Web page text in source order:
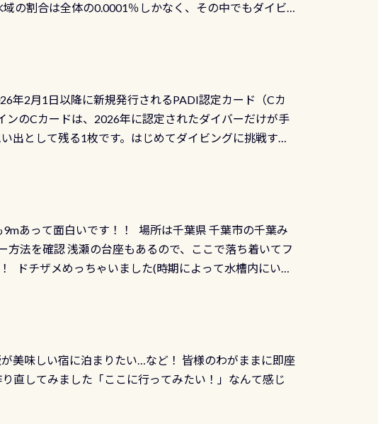
事がない方はこれを機会に是非やってください！！ ●
のキャンペーンを利用してみてはどうでしょうか？
は、上記の水検査料5,500円がなんと無料になります！
水検査も出しましょう！そし続きを読む
の割合は全体の0.0001％しかなく、その中でもダイビ
は日本三大清流(四万十川、柿田川)の１つに数えられ
まり、美濃を経て伊勢湾に流れます1985年には環境省
川で選ばれた清流です川にしては珍しく、水深が深い
のエントリーエキジットは正に大自然の中でのダイビ
い光景です 透明度の良い川を数百メートルドリフトす
れる 長良川ダイビング最大の見どころがこの特別天然
最大の両生類です個体数が少なくかなり貴重な生物で
と言えば他には「 続きを読む
年2月1日以降に新規発行されるPADI認定カード（Cカ
のCカードは、2026年に認定されたダイバーだけが手
出として残る1枚です。はじめてダイビングに挑戦する
など特別プログラムの専用カードが発行されるもの
デザインカードを申し込みの方は対象外となりま
常デザインとなります ダイビングは、始めた「年」も
めたか」は、あとから振り返ると大切な思い出になり
加してみてくださいね 毎月60名様、年間720名様に
用意したオリジナル景品が当たることも！ PADIデジタ
あって面白いです！！ 場所は千葉県 千葉市の千葉み
法を確認 浅瀬の台座もあるので、ここで落ち着いてフ
ドチザメめっちゃいました(時期によって水槽内にいる
も記念撮影も出来ますよ スキンダイビングでも参加
4時間たっぷり利用出来るので、普通に中性浮力の練習
美味しい宿に泊まりたい…など！ 皆様のわがままに即座
直してみました「ここに行ってみたい！」なんて感じ